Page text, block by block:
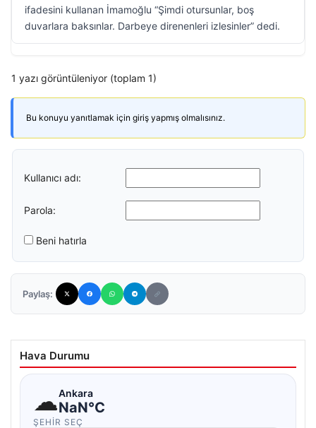
ifadesini kullanan İmamoğlu “Şimdi otursunlar, boş
duvarlara baksınlar. Darbeye direnenleri izlesinler” dedi.
1 yazı görüntüleniyor (toplam 1)
Bu konuyu yanıtlamak için giriş yapmış olmalısınız.
Kullanıcı adı:
Parola:
Beni hatırla
Paylaş:
Hava Durumu
☁Ankara
NaN°C
ŞEHIR SEÇ